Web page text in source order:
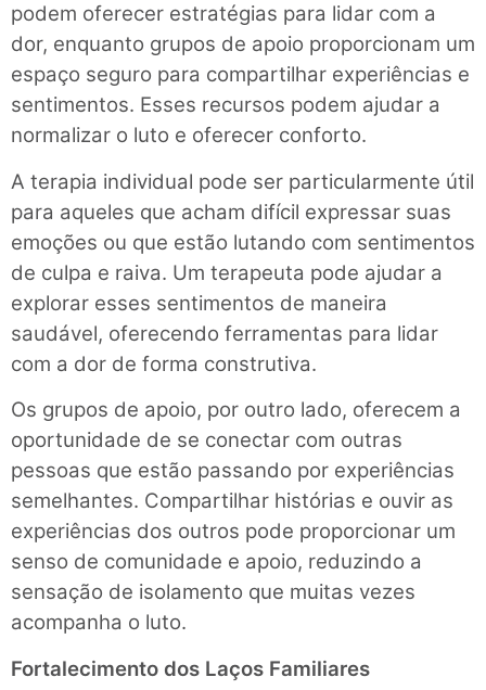
podem oferecer estratégias para lidar com a
dor, enquanto grupos de apoio proporcionam um
espaço seguro para compartilhar experiências e
sentimentos. Esses recursos podem ajudar a
normalizar o luto e oferecer conforto.
A terapia individual pode ser particularmente útil
para aqueles que acham difícil expressar suas
emoções ou que estão lutando com sentimentos
de culpa e raiva. Um terapeuta pode ajudar a
explorar esses sentimentos de maneira
saudável, oferecendo ferramentas para lidar
com a dor de forma construtiva.
Os grupos de apoio, por outro lado, oferecem a
oportunidade de se conectar com outras
pessoas que estão passando por experiências
semelhantes. Compartilhar histórias e ouvir as
experiências dos outros pode proporcionar um
senso de comunidade e apoio, reduzindo a
sensação de isolamento que muitas vezes
acompanha o luto.
Fortalecimento dos Laços Familiares